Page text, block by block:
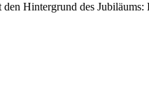
Hintergrund des